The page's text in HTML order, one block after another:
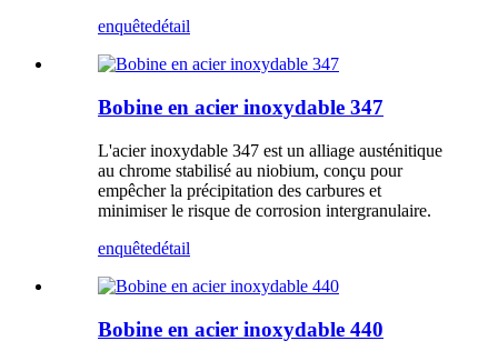
enquêtedétail
Bobine en acier inoxydable 347
L'acier inoxydable 347 est un alliage austénitique
au chrome stabilisé au niobium, conçu pour
empêcher la précipitation des carbures et
minimiser le risque de corrosion intergranulaire.
enquêtedétail
Bobine en acier inoxydable 440